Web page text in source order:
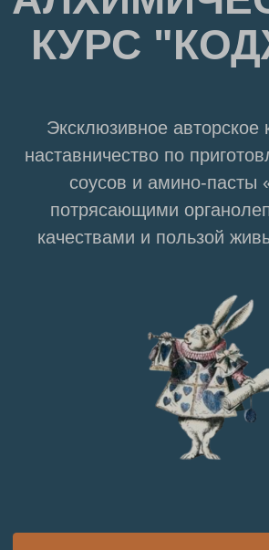
Эксклюзивное авторское кулинарное
наставничество по приготовлению амино-
соусов и амино-пасты «мисо» с
потрясающими органолептическими